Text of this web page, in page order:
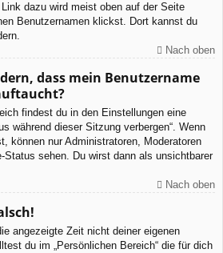
dazu wird meist oben auf der Seite
Benutzernamen klickst. Dort kannst du
Nach oben
dass mein Benutzername
findest du in den Einstellungen eine
während dieser Sitzung verbergen“. Wenn
können nur Administratoren, Moderatoren
Status sehen. Du wirst dann als unsichtbarer
Nach oben
angezeigte Zeit nicht deiner eigenen
du im „Persönlichen Bereich“ die für dich